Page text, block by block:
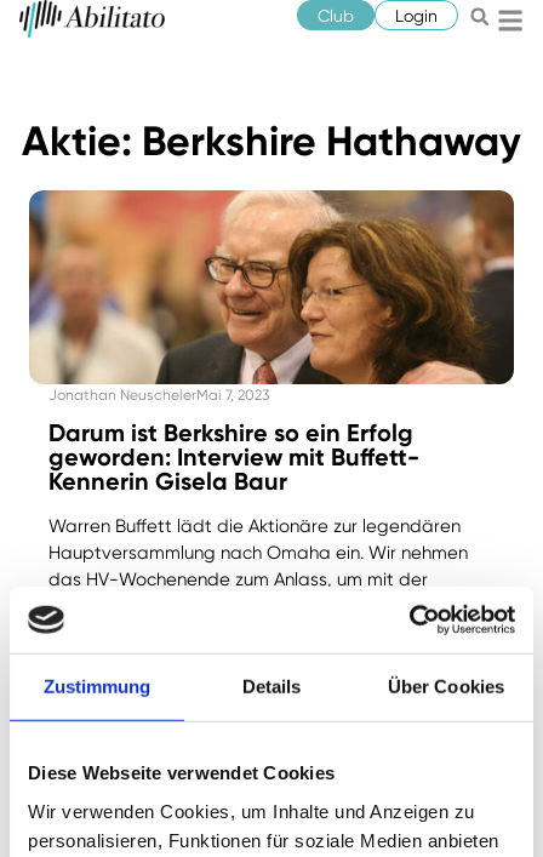
Zustimmung Details Über Cookies
Diese Webseite verwendet Cookies
Wir verwenden Cookies, um Inhalte und Anzeigen zu
personalisieren, Funktionen für soziale Medien anbieten
Club Login
Aktie: Berkshire Hathaway
Jonathan NeuschelerMai 7, 2023
Darum ist Berkshire so ein Erfolg
geworden: Interview mit Buffett-
Kennerin Gisela Baur
Warren Buffett lädt die Aktionäre zur legendären
Hauptversammlung nach Omaha ein. Wir nehmen
das HV-Wochenende zum Anlass, um mit der
Wirtschaftsjournalistin und Buffett-Kennerin Dr.
Gisela Baur ein Interview zu führen. Sie befindet sich
gerade vor Ort in den USA. Lest selbst, welche gut
gehüteten Buffett-Geheimnisse wir ihr entlocken